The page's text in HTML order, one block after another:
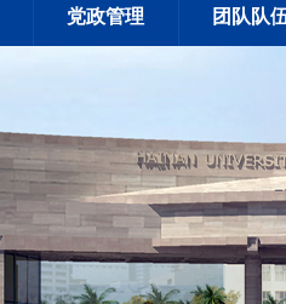
党政管理 团队队